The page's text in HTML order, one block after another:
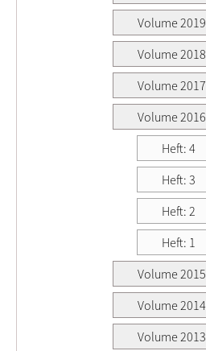
Volume 2019
Volume 2018
Volume 2017
Volume 2016
Heft: 4
Heft: 3
Heft: 2
Heft: 1
Volume 2015
Volume 2014
Volume 2013